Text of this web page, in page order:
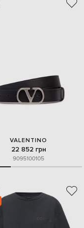
VALENTINO
22 852 грн
9095100105